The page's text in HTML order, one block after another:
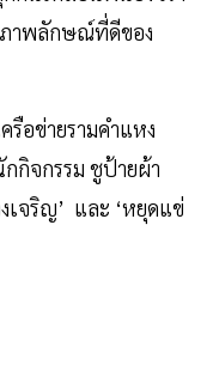
ภาพลักษณ์ที่ดีของ
อข่ายรามคำแหง
กิจกรรม ชูป้ายผ้า
เจริญ’ และ ‘หยุดแข่